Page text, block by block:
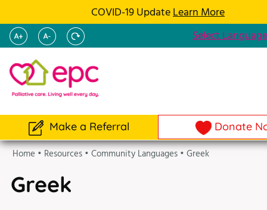
COVID-19 UpdateLearn More
Select Language
Make a Referral Donate
Home • Resources • Community Languages • Greek
Greek